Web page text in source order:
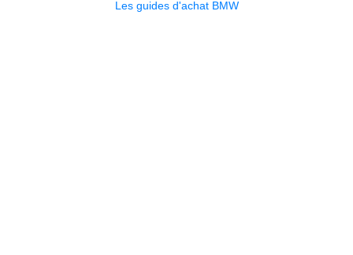
Les guides d'achat BMW